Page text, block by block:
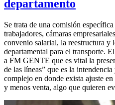
departamento
Se trata de una comisión
trabajadores, cámaras
convenio salarial, la reestructura y
departamental para el transporte.
a FM GENTE que es vital la
de las líneas” que es la
complejo en donde exista ajuste
y menos venta, algo que quieren